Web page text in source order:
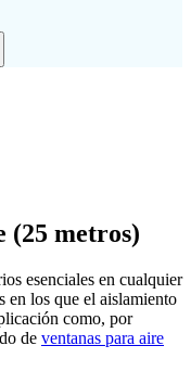
(25 metros)
esenciales en cualquier
en los que el aislamiento
como, por
de ventanas para aire